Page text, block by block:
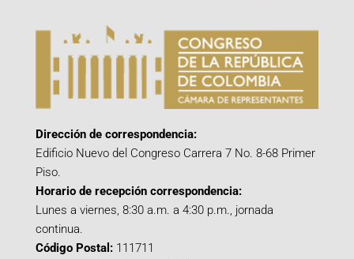
Dirección de correspondencia:
Edificio Nuevo del Congreso Carrera 7 No. 8-68 Primer
Piso.
Horario de recepción correspondencia:
Lunes a viernes, 8:30 a.m. a 4:30 p.m., jornada
continua.
Código Postal: 111711